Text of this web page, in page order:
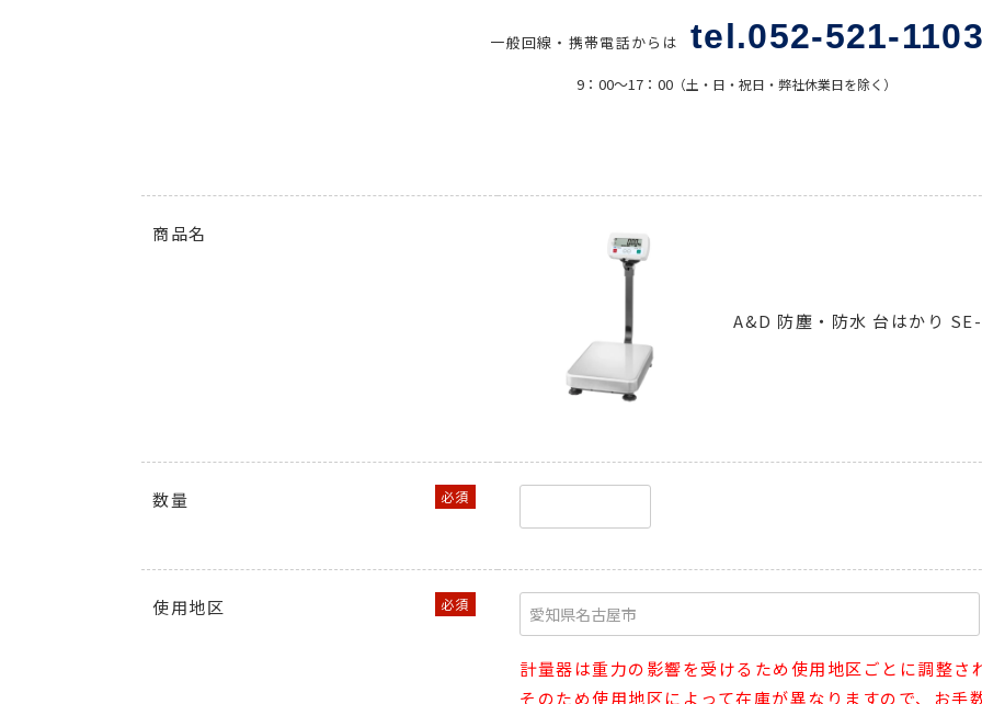
一般回線・携帯電話からは tel.052-521-
9：00〜17：00 （土・日・祝日・弊社休業日を除く）
商品名
A&D 防塵・防水 台はかり
数量
使用地区
計量器は重力の影響を受けるため使用地区ごとに調整さ
そのため使用地区によって在庫が異なりますので、お